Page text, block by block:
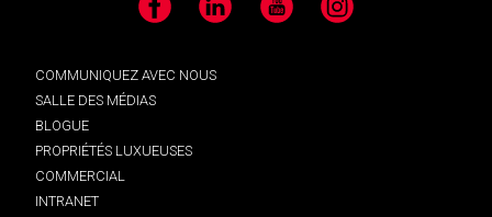
Facebook LinkedIn YouTube Instagram
COMMUNIQUEZ AVEC NOUS
SALLE DES MÉDIAS
BLOGUE
PROPRIÉTÉS LUXUEUSES
COMMERCIAL
INTRANET